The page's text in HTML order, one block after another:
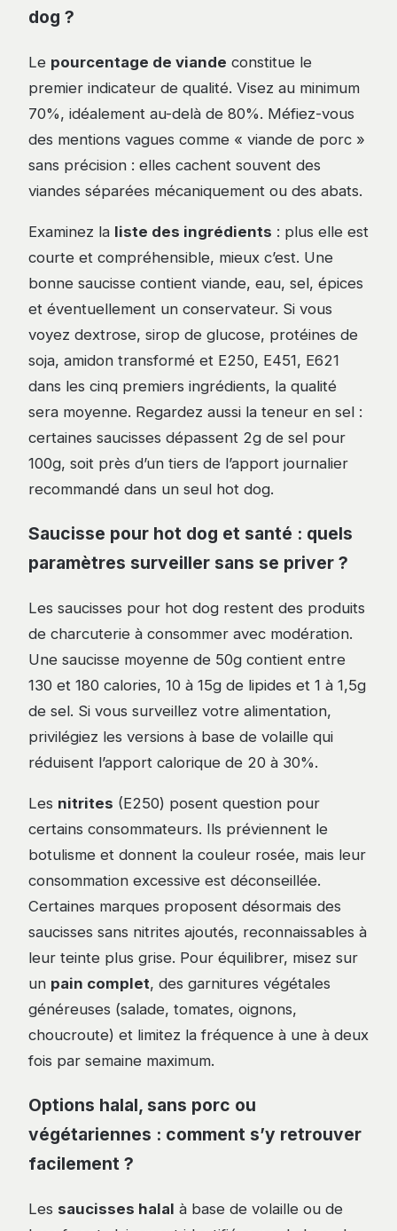
dog ?
Le pourcentage de viande constitue le
premier indicateur de qualité. Visez au minimum
70%, idéalement au-delà de 80%. Méfiez-vous
des mentions vagues comme « viande de porc »
sans précision : elles cachent souvent des
viandes séparées mécaniquement ou des abats.
Examinez la liste des ingrédients : plus elle est
courte et compréhensible, mieux c’est. Une
bonne saucisse contient viande, eau, sel, épices
et éventuellement un conservateur. Si vous
voyez dextrose, sirop de glucose, protéines de
soja, amidon transformé et E250, E451, E621
dans les cinq premiers ingrédients, la qualité
sera moyenne. Regardez aussi la teneur en sel :
certaines saucisses dépassent 2g de sel pour
100g, soit près d’un tiers de l’apport journalier
recommandé dans un seul hot dog.
Saucisse pour hot dog et santé : quels
paramètres surveiller sans se priver ?
Les saucisses pour hot dog restent des produits
de charcuterie à consommer avec modération.
Une saucisse moyenne de 50g contient entre
130 et 180 calories, 10 à 15g de lipides et 1 à 1,5g
de sel. Si vous surveillez votre alimentation,
privilégiez les versions à base de volaille qui
réduisent l’apport calorique de 20 à 30%.
Les nitrites (E250) posent question pour
certains consommateurs. Ils préviennent le
botulisme et donnent la couleur rosée, mais leur
consommation excessive est déconseillée.
Certaines marques proposent désormais des
saucisses sans nitrites ajoutés, reconnaissables à
leur teinte plus grise. Pour équilibrer, misez sur
un pain complet, des garnitures végétales
généreuses (salade, tomates, oignons,
choucroute) et limitez la fréquence à une à deux
fois par semaine maximum.
Options halal, sans porc ou
végétariennes : comment s’y retrouver
facilement ?
Les saucisses halal à base de volaille ou de